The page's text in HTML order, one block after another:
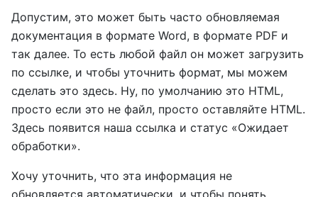
Допустим, это может быть часто обновляемая
документация в формате Word, в формате PDF и
так далее. То есть любой файл он может загрузить
по ссылке, и чтобы уточнить формат, мы можем
сделать это здесь. Ну, по умолчанию это HTML,
просто если это не файл, просто оставляйте HTML.
Здесь появится наша ссылка и статус «Ожидает
обработки».
Хочу уточнить, что эта информация не
обновляется автоматически, и чтобы понять,